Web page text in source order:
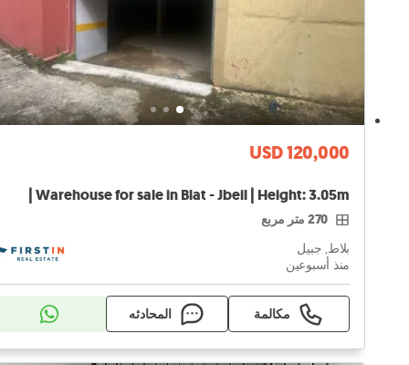
USD 120,000
Warehouse for sale in Blat - Jbeil | Height: 3.05m |
270 متر مربع
بلاط, جبيل
منذ أسبوعين
مكالمة المحادثه